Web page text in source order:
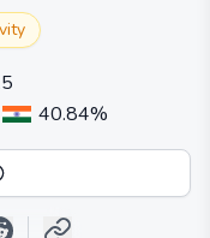
40.84%